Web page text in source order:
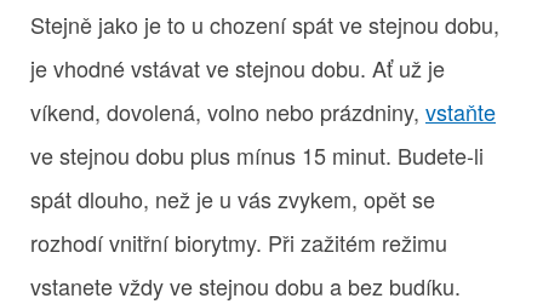
Stejně jako je to u chození spát ve stejnou dobu,
je vhodné vstávat ve stejnou dobu. Ať už je
víkend, dovolená, volno nebo prázdniny, vstaňte
ve stejnou dobu plus mínus 15 minut. Budete-li
spát dlouho, než je u vás zvykem, opět se
rozhodí vnitřní biorytmy. Při zažitém režimu
vstanete vždy ve stejnou dobu a bez budíku.